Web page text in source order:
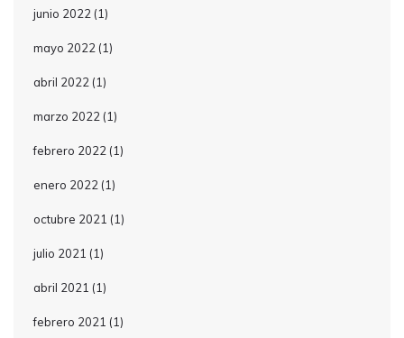
junio 2022 (1)
mayo 2022 (1)
abril 2022 (1)
marzo 2022 (1)
febrero 2022 (1)
enero 2022 (1)
octubre 2021 (1)
julio 2021 (1)
abril 2021 (1)
febrero 2021 (1)